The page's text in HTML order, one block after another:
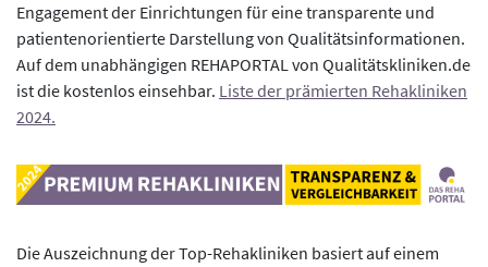
Engagement der Einrichtungen für eine transparente und
patientenorientierte Darstellung von Qualitätsinformationen.
Auf dem unabhängigen REHAPORTAL von Qualitätskliniken.de
ist die kostenlos einsehbar. Liste der prämierten Rehakliniken
2024.
Die Auszeichnung der Top-Rehakliniken basiert auf einem